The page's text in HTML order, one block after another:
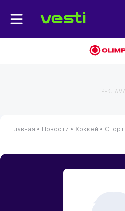
Главная • Новости • Хоккей •